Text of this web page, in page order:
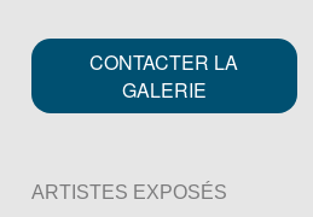
CONTACTER LA
GALERIE
ARTISTES EXPOSÉS